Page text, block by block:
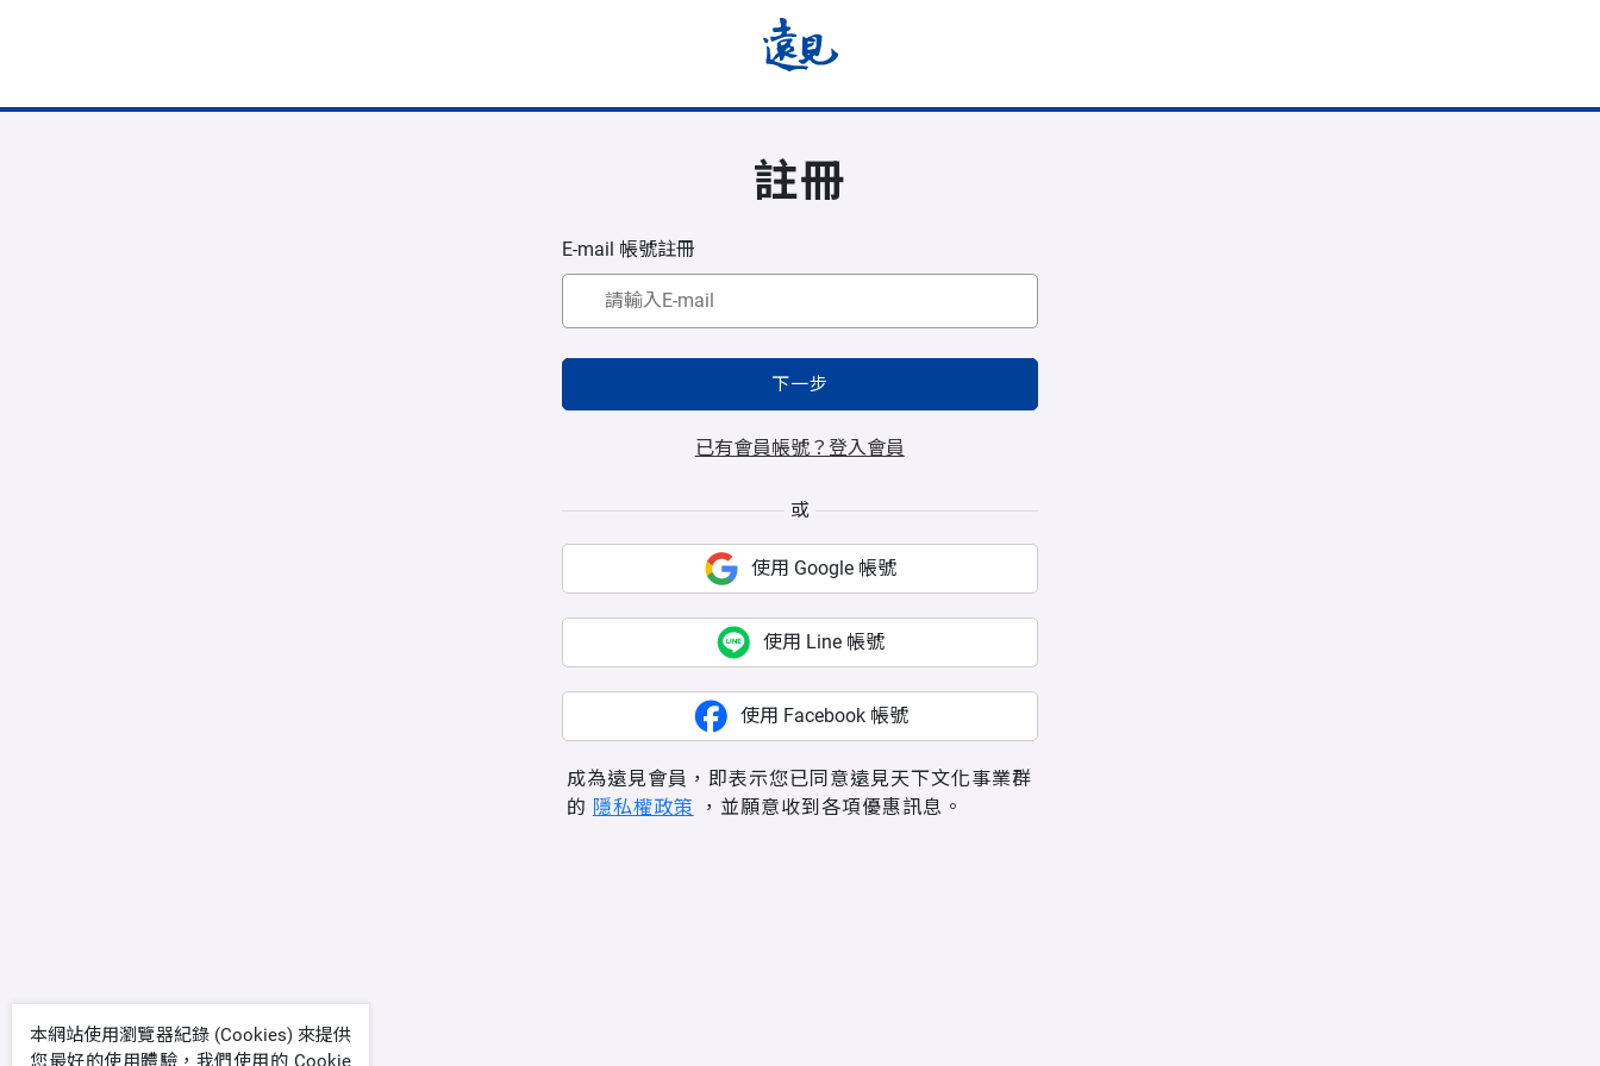
註冊
E-mail 帳號註冊
下一步
已有會員帳號？登入會員
或
使用 Google 帳號
使用 Line 帳號
使用 Facebook 帳號
成為遠見會員，即表示您已同意遠見天下文化事業群
的 隱私權政策 ，並願意收到各項優惠訊息。
本網站使用瀏覽器紀錄 (Cookies) 來提供
您最好的使用體驗，我們使用的 Cookie